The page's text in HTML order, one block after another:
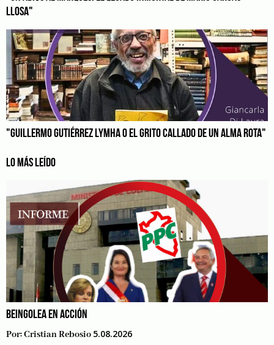
LLOSA"
"GUILLERMO GUTIÉRREZ LYMHA O EL GRITO CALLADO DE UN ALMA ROTA"
LO MÁS LEÍDO
BEINGOLEA EN ACCIÓN
Por:Cristian Rebosio 5.08.2026